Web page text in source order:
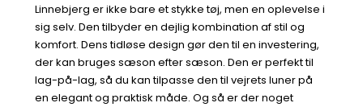
Linnebjerg er ikke bare et stykke tøj, men en oplevelse i
sig selv. Den tilbyder en dejlig kombination af stil og
komfort. Dens tidløse design gør den til en investering,
der kan bruges sæson efter sæson. Den er perfekt til
lag-på-lag, så du kan tilpasse den til vejrets luner på
en elegant og praktisk måde. Og så er der noget